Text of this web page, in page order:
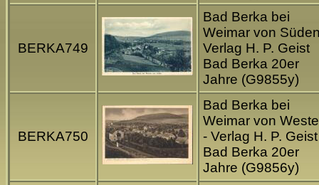
BERKA749
Bad Berka bei
Weimar von
Verlag H. P. Geist
Bad Berka 20er
Jahre (G9855y)
BERKA750
Bad Berka bei
Weimar von
- Verlag H. P. Geist
Bad Berka 20er
Jahre (G9856y)